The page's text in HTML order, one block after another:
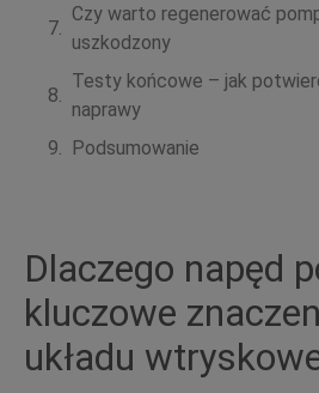
Czy warto regenerować
uszkodzony
Testy końcowe – jak
naprawy
Podsumowanie
Dlaczego napęd
kluczowe
układu